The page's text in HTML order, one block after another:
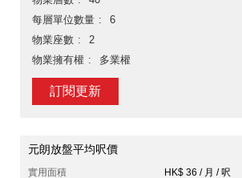
每層單位數量
6
物業座數
2
物業擁有權
多業權
訂閱更新
元朗放盤平均呎價
實用面積
HK$ 36 / 月 / 呎